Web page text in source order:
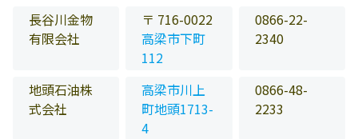
長谷川金物
有限会社
〒 716-0022
高梁市下町
112
0866-22-
2340
地頭石油株
式会社
高梁市川上
町地頭1713-
4
0866-48-
2233